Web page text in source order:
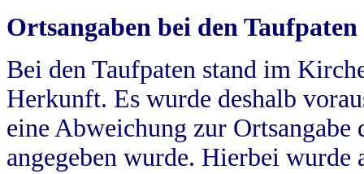
Ortsangaben bei den Taufpaten
Bei den Taufpaten stand im
Herkunft. Es wurde deshalb
eine Abweichung zur
angegeben wurde. Hierbei wurde